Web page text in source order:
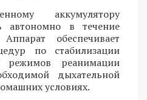
аккумулятору
автономно в течение
обеспечивает
по стабилизации
режимов реанимации
дыхательной
условиях.